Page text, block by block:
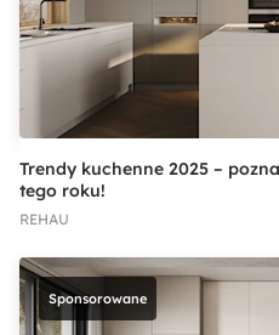
Trendy kuchenne 2025 –
tego roku!
REHAU
Sponsorowane